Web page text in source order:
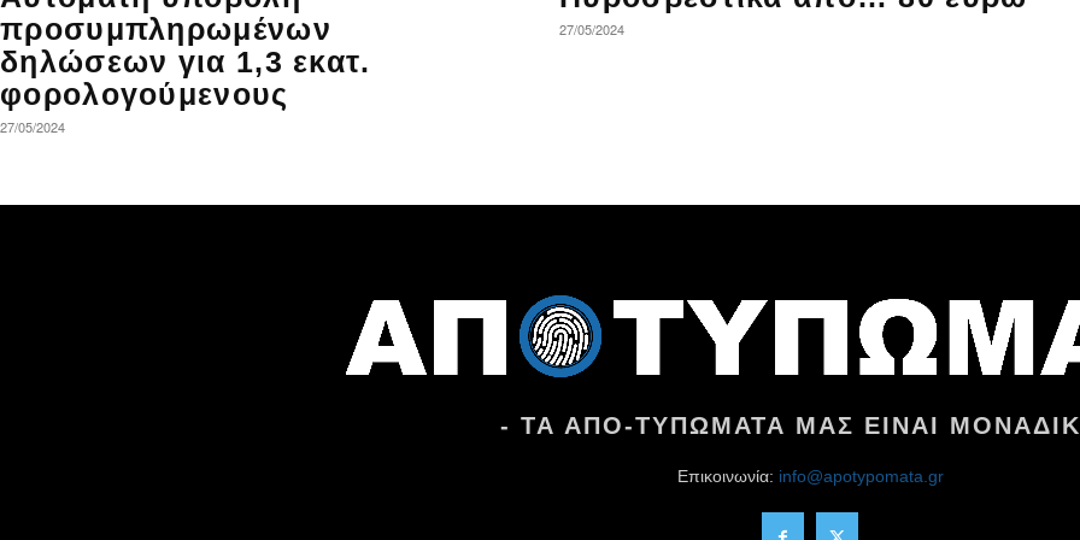
προσυμπληρωμένων
δηλώσεων για 1,3 εκατ.
φορολογούμενους
27/05/2024
27/05/2024
- ΤΑ ΑΠΟ-ΤΥΠΩΜΑΤΑ ΜΑΣ ΕΙΝΑΙ
Επικοινωνία: info@apotypomata.gr